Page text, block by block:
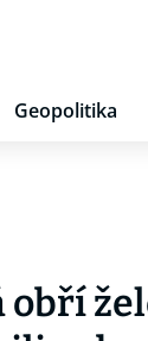
Geopolitika
obří